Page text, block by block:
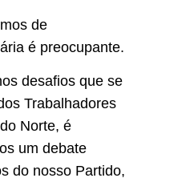
de
é preocupante.
desafios que se
Trabalhadores
Norte, é
um debate
do nosso Partido,